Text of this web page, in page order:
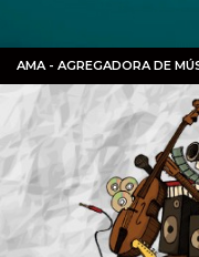
AMA - AGREGADORA DE